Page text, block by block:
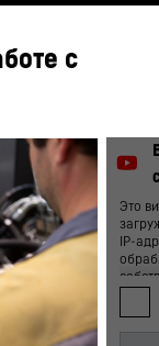
с
Это
IP-
на